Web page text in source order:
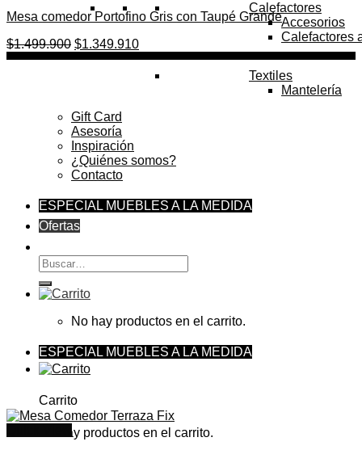
Calefactores
Accesorios
Calefactores
Textiles
Mantelería
Gift Card
Asesoría
Inspiración
¿Quiénes somos?
Contacto
ESPECIAL MUEBLES A LA MEDIDA
Ofertas
Buscar
por:
No hay productos en el carrito.
ESPECIAL MUEBLES A LA MEDIDA
Carrito
No hay productos en el carrito.
Mesa comedor Portofino Gris con Taupé Grande
$1.499.900 El
precio
$1.349.910El
precio
actual